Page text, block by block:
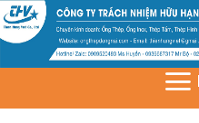
Skip
to